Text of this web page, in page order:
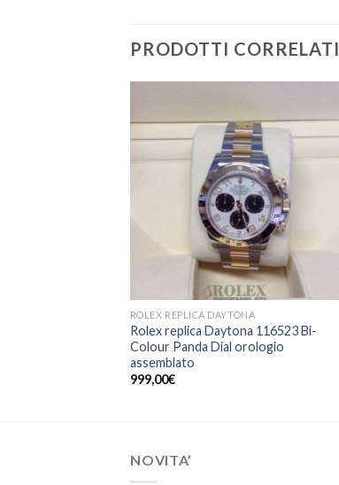
PRODOTTI CORRELATI
ROLEX REPLICA DAYTONA
Rolex replica Daytona 116523 Bi-
Colour Panda Dial orologio
assemblato
999,00€
NOVITA’